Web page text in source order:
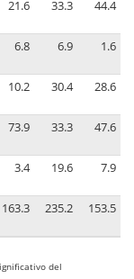
21.6 33.3 44.4
6.8 6.9 1.6
10.2 30.4 28.6
73.9 33.3 47.6
3.4 19.6 7.9
163.3 235.2 153.5
del